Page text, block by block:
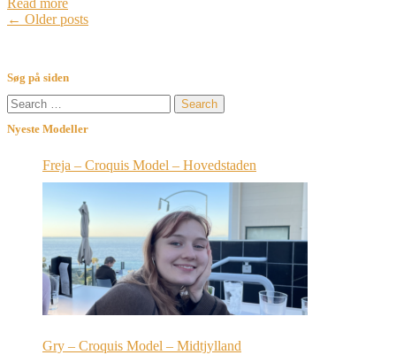
Read more
Posts
navigation
← Older posts
Søg på siden
Search
for:
Nyeste Modeller
Freja – Croquis Model – Hovedstaden
Gry – Croquis Model – Midtjylland